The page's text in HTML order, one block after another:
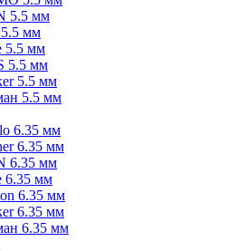
5.5 мм
мм
5.5 мм
5.5 мм
5.5 мм
5.5 мм
6.35 мм
6.35 мм
6.35 мм
6.35 мм
6.35 мм
6.35 мм
6.35 мм